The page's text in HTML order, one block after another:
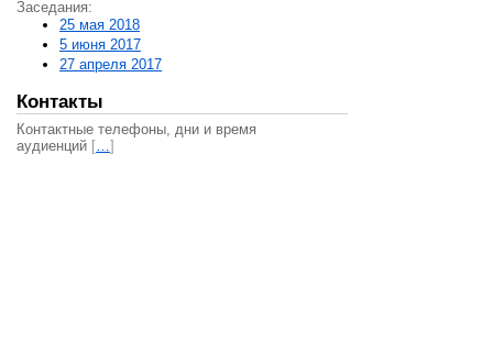
Заседания:
25 мая 2018
5 июня 2017
27 апреля 2017
Контакты
Контактные телефоны, дни и время
аудиенций […]